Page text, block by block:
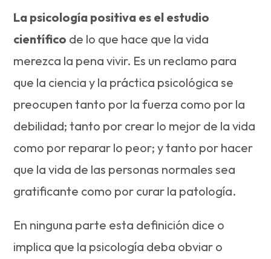
La psicología positiva es el estudio
científico de lo que hace que la vida
merezca la pena vivir. Es un reclamo para
que la ciencia y la práctica psicológica se
preocupen tanto por la fuerza como por la
debilidad; tanto por crear lo mejor de la vida
como por reparar lo peor; y tanto por hacer
que la vida de las personas normales sea
gratificante como por curar la patología.
En ninguna parte esta definición dice o
implica que la psicología deba obviar o